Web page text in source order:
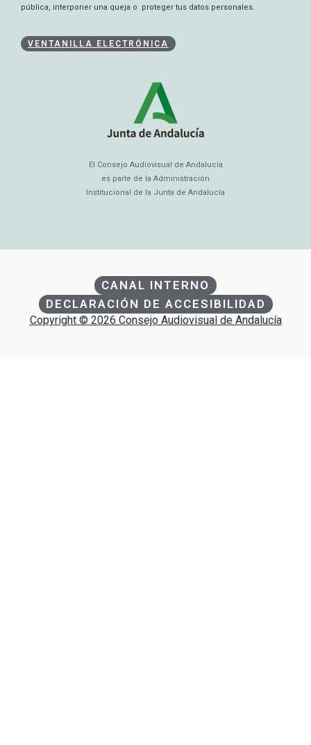
pública, interponer una queja o proteger tus datos personales.
VENTANILLA ELECTRÓNICA
El Consejo Audiovisual de Andalucía
es parte de la Administración
Institucional de la Junta de Andalucía
CANAL INTERNO
DECLARACIÓN DE ACCESIBILIDAD
Copyright © 2026 Consejo Audiovisual de Andalucía